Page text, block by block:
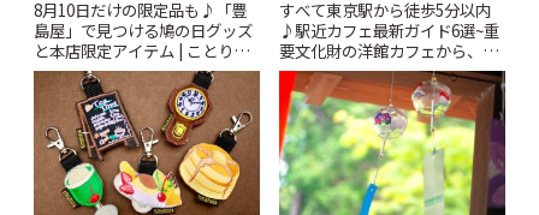
8月10日だけの限定品も♪「豊
島屋」で見つける鳩の日グッズ
と本店限定アイテム | ことりっ
ぷ
すべて東京駅から徒歩5分以内
♪駅近カフェ最新ガイド6選~重
要文化財の洋館カフェから、改
札すぐのレトロ喫茶まで~ | こと
りっぷ